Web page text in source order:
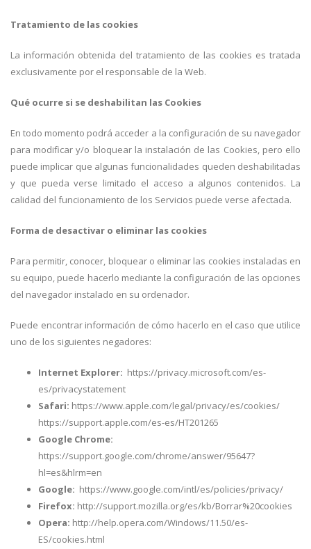
Tratamiento de las cookies
La información obtenida del tratamiento de las cookies es tratada
exclusivamente por el responsable de la Web.
Qué ocurre si se deshabilitan las Cookies
En todo momento podrá acceder a la configuración de su navegador
para modificar y/o bloquear la instalación de las Cookies, pero ello
puede implicar que algunas funcionalidades queden deshabilitadas
y que pueda verse limitado el acceso a algunos contenidos. La
calidad del funcionamiento de los Servicios puede verse afectada.
Forma de desactivar o eliminar las cookies
Para permitir, conocer, bloquear o eliminar las cookies instaladas en
su equipo, puede hacerlo mediante la configuración de las opciones
del navegador instalado en su ordenador.
Puede encontrar información de cómo hacerlo en el caso que utilice
uno de los siguientes negadores:
Internet Explorer: https://privacy.microsoft.com/es-
es/privacystatement
Safari: https://www.apple.com/legal/privacy/es/cookies/
https://support.apple.com/es-es/HT201265
Google Chrome:
https://support.google.com/chrome/answer/95647?
hl=es&hlrm=en
Google: https://www.google.com/intl/es/policies/privacy/
Firefox: http://support.mozilla.org/es/kb/Borrar%20cookies
Opera: http://help.opera.com/Windows/11.50/es-
ES/cookies.html